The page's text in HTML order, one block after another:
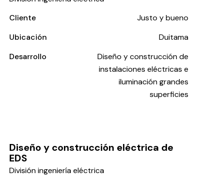
Cliente
Justo y bueno
Ubicación
Duitama
Desarrollo
Diseño y construcción de
instalaciones eléctricas e
iluminación grandes
superficies
Diseño y construcción eléctrica de
EDS
División ingeniería eléctrica